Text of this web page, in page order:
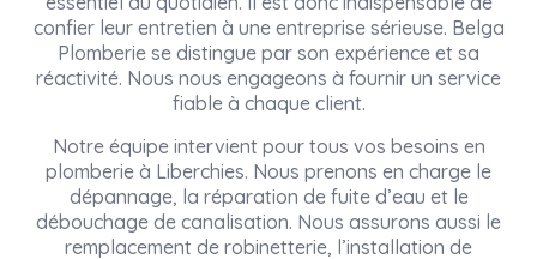
confier leur entretien à une entreprise sérieuse. Belga
Plomberie se distingue par son expérience et sa
réactivité. Nous nous engageons à fournir un service
fiable à chaque client.
Notre équipe intervient pour tous vos besoins en
plomberie à Liberchies. Nous prenons en charge le
dépannage, la réparation de fuite d’eau et le
débouchage de canalisation. Nous assurons aussi le
remplacement de robinetterie, l’installation de